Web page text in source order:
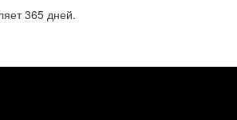
365 дней.